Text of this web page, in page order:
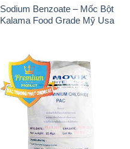
Sodium Benzoate – Mốc Bột
Kalama Food Grade Mỹ Usa